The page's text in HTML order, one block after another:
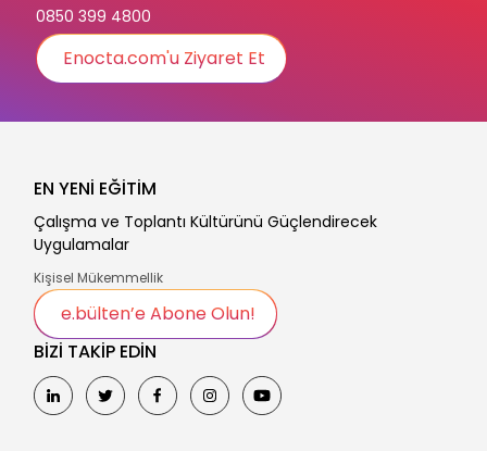
0850 399 4800
Enocta.com'u Ziyaret Et
BİZİ TAKİP EDİN
EN YENİ EĞİTİM
Çalışma ve Toplantı Kültürünü Güçlendirecek
Uygulamalar
Kişisel Mükemmellik
e.bülten’e Abone Olun!